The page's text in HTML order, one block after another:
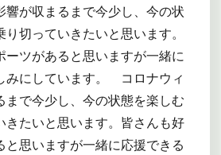
響が収まるまで今少し、今の状
切っていきたいと思います。
ーツがあると思いますが一緒に
みにしています。 コロナウィ
まで今少し、今の状態を楽しむ
きたいと思います。皆さんも好
と思いますが一緒に応援できる